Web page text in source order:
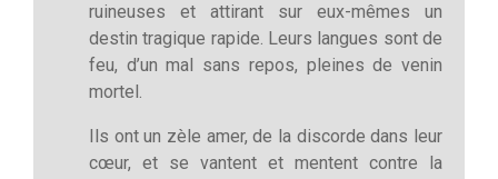
ruineuses et attirant sur eux-mêmes un
destin tragique rapide. Leurs langues sont de
feu, d’un mal sans repos, pleines de venin
mortel.
Ils ont un zèle amer, de la discorde dans leur
cœur, et se vantent et mentent contre la